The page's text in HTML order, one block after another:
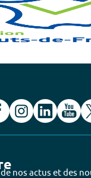
nos actus et des